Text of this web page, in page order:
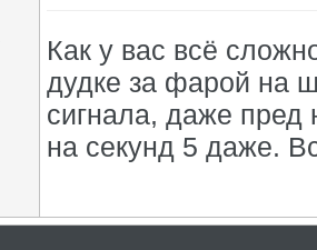
Как у вас всё
дудке за фарой на
сигнала, даже
на секунд 5 даже.